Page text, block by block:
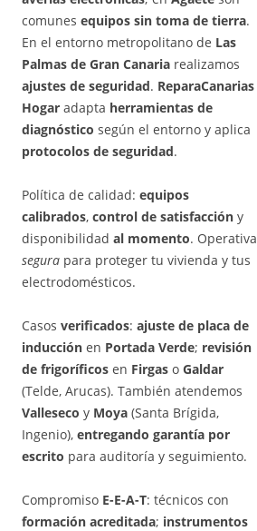
comunes equipos sin toma de tierra.
En el entorno metropolitano de Las
Palmas de Gran Canaria realizamos
ajustes de seguridad. ReparaCanarias
Hogar adapta herramientas de
diagnóstico según el entorno y aplica
protocolos de seguridad.
Política de calidad: equipos
calibrados, control de satisfacción y
disponibilidad al momento. Operativa
segura para proteger tu vivienda y tus
electrodomésticos.
Casos verificados: ajuste de placa de
inducción en Portada Verde; revisión
de frigoríficos en Firgas o Galdar
(Telde, Arucas). También atendemos
Valleseco y Moya (Santa Brígida,
Ingenio), entregando garantía por
escrito para auditoría y seguimiento.
Compromiso E-E-A-T: técnicos con
formación acreditada; instrumentos